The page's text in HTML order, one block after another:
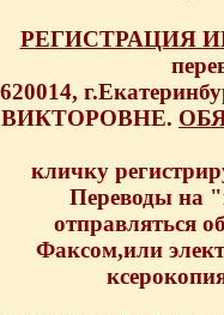
РЕГИСТРАЦИЯ
620014,
ВИКТОРОВНЕ.
кличку
Переводы на
отправляться
Факсом,или